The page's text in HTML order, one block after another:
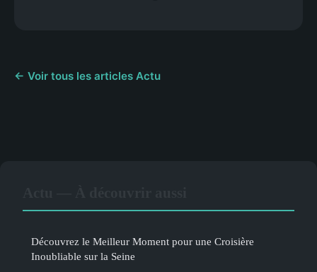
← Voir tous les articles Actu
Découvrez le Meilleur Moment pour une Croisière
Inoubliable sur la Seine